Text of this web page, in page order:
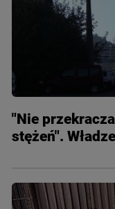
"Nie
stężeń".